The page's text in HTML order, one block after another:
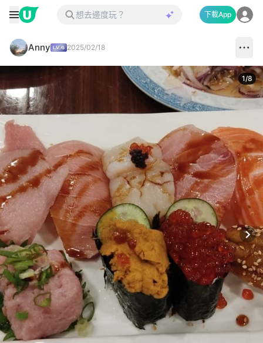
下載App
Anny 2025/02/18
1/8